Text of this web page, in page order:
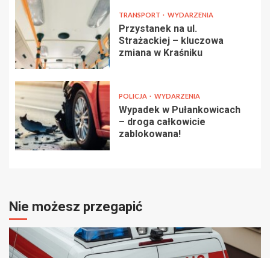
TRANSPORT WYDARZENIA
Przystanek na ul.
Strażackiej – kluczowa
zmiana w Kraśniku
POLICJA WYDARZENIA
Wypadek w Pułankowicach
– droga całkowicie
zablokowana!
Nie możesz przegapić